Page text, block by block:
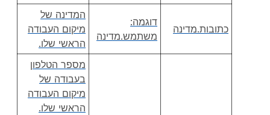
כתובות.מדינה
דוגמה:
משתמש.מדינה
המדינה של
מיקום העבודה
הראשי שלו.
מספר הטלפון
בעבודה של
מיקום העבודה
הראשי שלו.